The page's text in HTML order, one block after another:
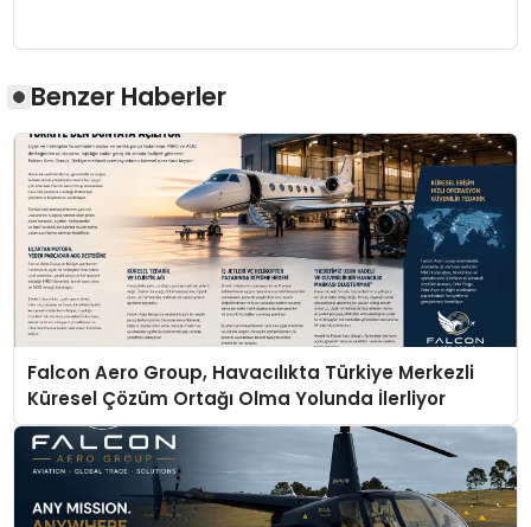
Benzer Haberler
Falcon Aero Group, Havacılıkta Türkiye Merkezli
Küresel Çözüm Ortağı Olma Yolunda İlerliyor